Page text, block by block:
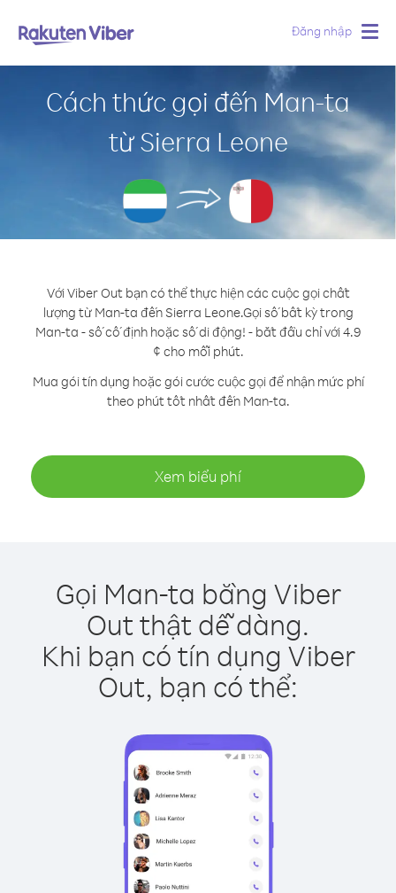
Đăng nhập
Cách thức gọi đến Man-ta
từ Sierra Leone
Với Viber Out bạn có thể thực hiện các cuộc gọi chất
lượng từ Man-ta đến Sierra Leone.Gọi số bất kỳ trong
Man-ta - số cố định hoặc số di động! - bắt đầu chỉ với 4.9
¢ cho mỗi phút.
Mua gói tín dụng hoặc gói cước cuộc gọi để nhận mức phí
theo phút tốt nhất đến Man-ta.
Xem biểu phí
Gọi Man-ta bằng Viber
Out thật dễ dàng.
Khi bạn có tín dụng Viber
Out, bạn có thể: